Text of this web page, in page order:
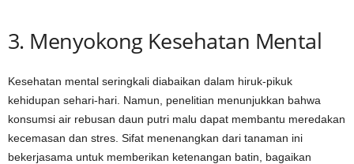
3. Menyokong Kesehatan Mental
Kesehatan mental seringkali diabaikan dalam hiruk-pikuk
kehidupan sehari-hari. Namun, penelitian menunjukkan bahwa
konsumsi air rebusan daun putri malu dapat membantu meredakan
kecemasan dan stres. Sifat menenangkan dari tanaman ini
bekerjasama untuk memberikan ketenangan batin, bagaikan